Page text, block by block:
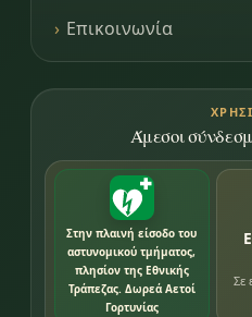
Επικοινωνία
Άμεσοι
Στην πλαινή είσοδο του
αστυνομικού τμήματος,
πλησίον της Εθνικής
Τράπεζας. Δωρεά Αετοί
Γορτυνίας
Σε